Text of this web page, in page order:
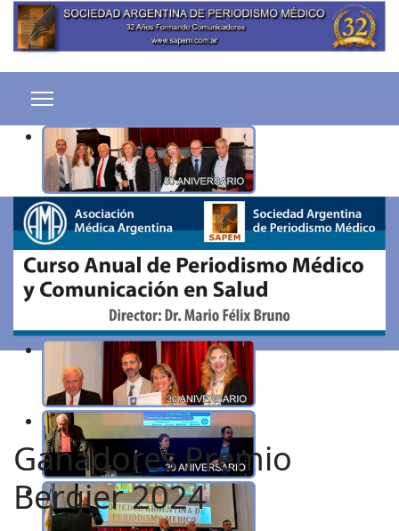
Ganadores Premio
Bergier 2024